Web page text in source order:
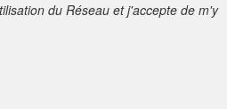
du Réseau et j'accepte de m'y